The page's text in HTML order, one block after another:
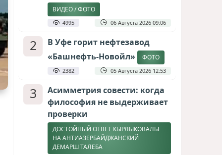
ВИДЕО / ФОТО
4995 06 Августа 2026 09:06
2
В Уфе горит нефтезавод
«Башнефть-Новойл»
ФОТО
2382 05 Августа 2026 12:53
3
Асимметрия совести: когда
философия не выдерживает
проверки
ДОСТОЙНЫЙ ОТВЕТ КЫРЛЫКОВАЛЫ
НА АНТИАЗЕРБАЙДЖАНСКИЙ
ДЕМАРШ ТАЛЕБА